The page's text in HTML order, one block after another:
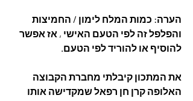
הערה: כמות המלח לימון / החמיצות
והפלפל זה לפי הטעם האישי , אז אפשר
להוסיף או להוריד לפי הטעם.
את המתכון קיבלתי מחברת הקבוצה
האלופה ‏קרן חן רפאל שמקדישה אותו